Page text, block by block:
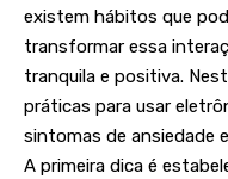
existem hábitos que
transformar essa
tranquila e positiva.
práticas para usar
sintomas de ansiedade
A primeira dica é